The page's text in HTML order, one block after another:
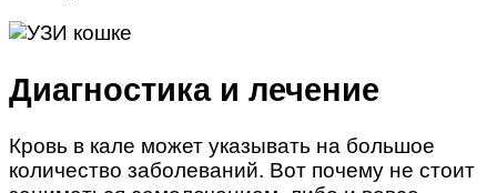
Диагностика и лечение
Кровь в кале может указывать на большое
количество заболеваний. Вот почему не стоит